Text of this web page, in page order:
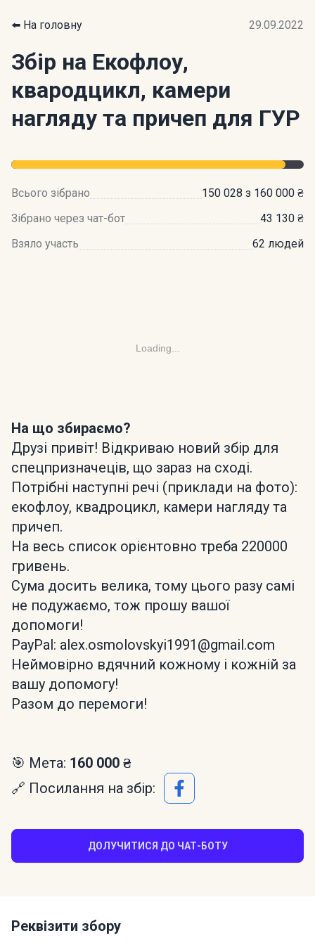
⬅️ На головну 29.09.2022
Збір на Екофлоу,
квародцикл, камери
нагляду та причеп для ГУР
Всього зібрано
150 028 з 160 000 ₴
Зібрано через чат-бот
43 130 ₴
Взяло участь
62 людей
Loading...
На що збираємо?
Друзі привіт! Відкриваю новий збір для
спецпризначеців, що зараз на сході.
Потрібні наступні речі (приклади на фото):
екофлоу, квадроцикл, камери нагляду та
причеп.
На весь список орієнтовно треба 220000
гривень.
Сума досить велика, тому цього разу самі
не подужаємо, тож прошу вашої
допомоги!
PayPal: alex.osmolovskyi1991@gmail.com
Неймовірно вдячний кожному і кожній за
вашу допомогу!
Разом до перемоги!
🎯 Мета: 160 000 ₴
🔗 Посилання на збір:
ДОЛУЧИТИСЯ ДО ЧАТ-БОТУ
Реквізити збору